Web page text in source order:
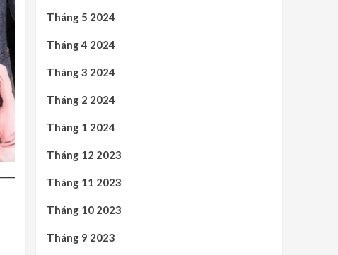
Tháng 5 2024
Tháng 4 2024
Tháng 3 2024
Tháng 2 2024
Tháng 1 2024
Tháng 12 2023
Tháng 11 2023
Tháng 10 2023
Tháng 9 2023